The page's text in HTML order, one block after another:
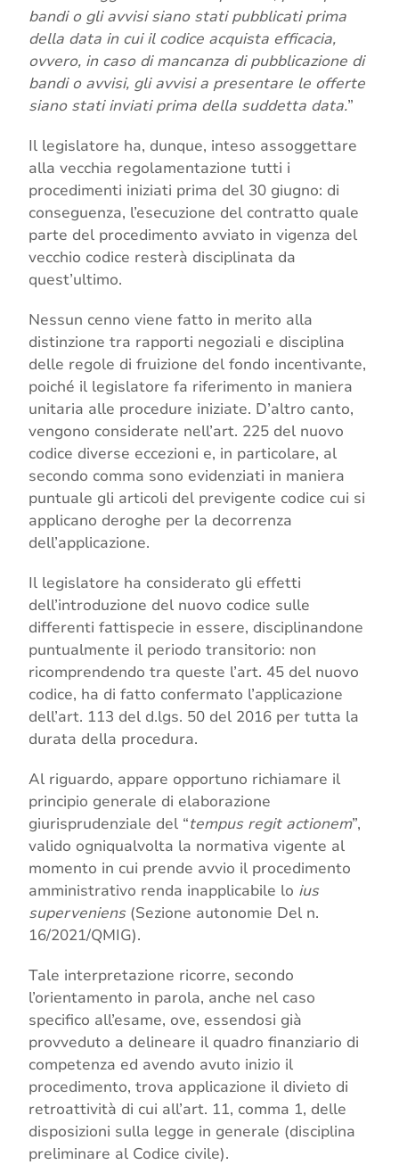
bandi o gli avvisi siano stati pubblicati prima
della data in cui il codice acquista efficacia,
ovvero, in caso di mancanza di pubblicazione di
bandi o avvisi, gli avvisi a presentare le offerte
siano stati inviati prima della suddetta data.”
Il legislatore ha, dunque, inteso assoggettare
alla vecchia regolamentazione tutti i
procedimenti iniziati prima del 30 giugno: di
conseguenza, l’esecuzione del contratto quale
parte del procedimento avviato in vigenza del
vecchio codice resterà disciplinata da
quest’ultimo.
Nessun cenno viene fatto in merito alla
distinzione tra rapporti negoziali e disciplina
delle regole di fruizione del fondo incentivante,
poiché il legislatore fa riferimento in maniera
unitaria alle procedure iniziate. D’altro canto,
vengono considerate nell’art. 225 del nuovo
codice diverse eccezioni e, in particolare, al
secondo comma sono evidenziati in maniera
puntuale gli articoli del previgente codice cui si
applicano deroghe per la decorrenza
dell’applicazione.
Il legislatore ha considerato gli effetti
dell’introduzione del nuovo codice sulle
differenti fattispecie in essere, disciplinandone
puntualmente il periodo transitorio: non
ricomprendendo tra queste l’art. 45 del nuovo
codice, ha di fatto confermato l’applicazione
dell’art. 113 del d.lgs. 50 del 2016 per tutta la
durata della procedura.
Al riguardo, appare opportuno richiamare il
principio generale di elaborazione
giurisprudenziale del “tempus regit actionem”,
valido ogniqualvolta la normativa vigente al
momento in cui prende avvio il procedimento
amministrativo renda inapplicabile lo ius
superveniens(Sezione autonomie Del n.
16/2021/QMIG).
Tale interpretazione ricorre, secondo
l’orientamento in parola, anche nel caso
specifico all’esame, ove, essendosi già
provveduto a delineare il quadro finanziario di
competenza ed avendo avuto inizio il
procedimento, trova applicazione il divieto di
retroattività di cui all’art. 11, comma 1, delle
disposizioni sulla legge in generale (disciplina
preliminare al Codice civile).